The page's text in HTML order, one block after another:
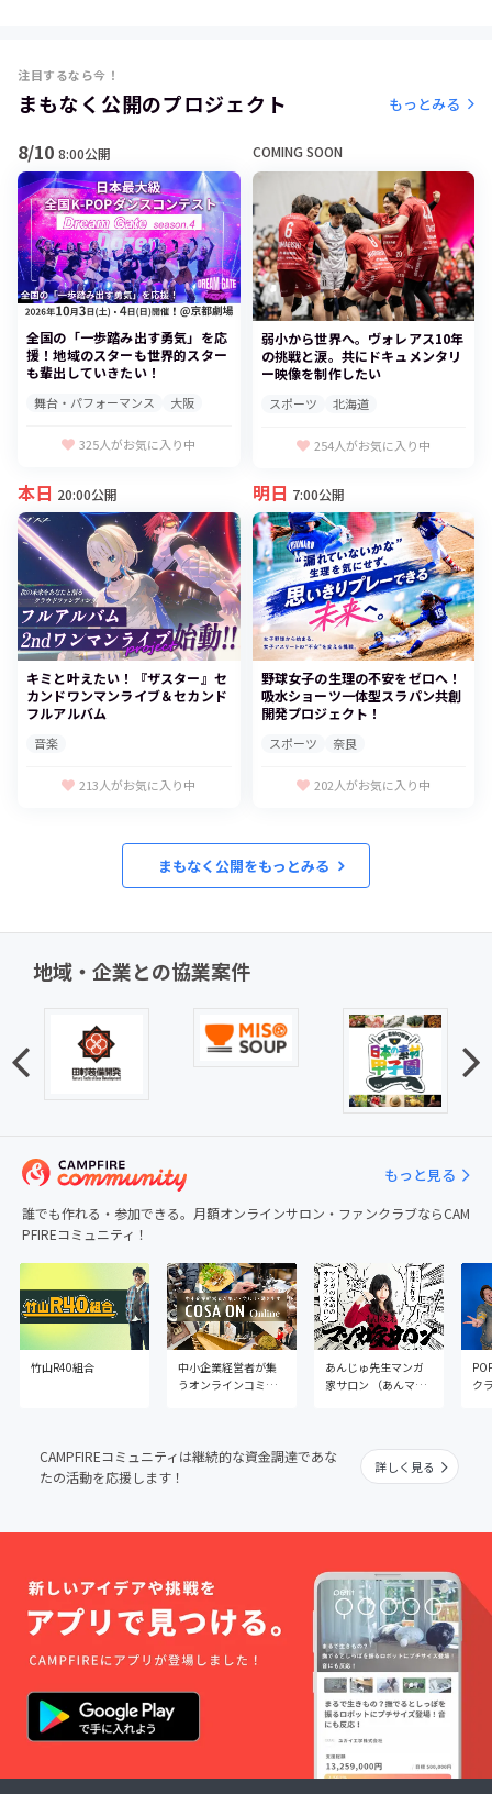
注目するなら今！
まもなく公開のプロジェクト もっとみる
8/10 8:00公開
全国の「一歩踏み出す勇気」を応
援！地域のスターも世界的スター
も輩出していきたい！
舞台・パフォーマンス 大阪
325人がお気に入り中
COMING SOON
弱小から世界へ。ヴォレアス10年
の挑戦と涙。共にドキュメンタリ
ー映像を制作したい
スポーツ 北海道
254人がお気に入り中
本日 20:00公開
キミと叶えたい！『ザスター』セ
カンドワンマンライブ＆セカンド
フルアルバム
音楽
213人がお気に入り中
明日 7:00公開
野球女子の生理の不安をゼロへ！
吸水ショーツ一体型スラパン共創
開発プロジェクト！
スポーツ 奈良
202人がお気に入り中
まもなく公開をもっとみる
地域・企業との協業案件
もっと見る
誰でも作れる・参加できる。月額オンラインサロン・ファンクラブならCAM
PFIREコミュニティ！
竹山R40組合
中小企業経営者が集
うオンラインコミュ
あんじゅ先生マンガ
家サロン （あんマン
ク
CAMPFIREコミュニティは継続的な資金調達であな
たの活動を応援します！
詳しく見る